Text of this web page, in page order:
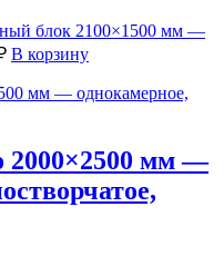
блок 2100×1500 мм —
В корзину
2000×2500 мм —